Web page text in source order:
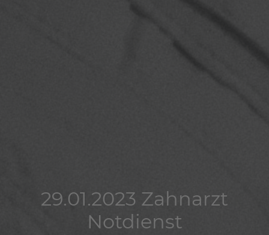
29.01.2023 Zahnarzt
Notdienst
29.01.2023 Zahnarzt
Notdienst
29.01.2023 Zahnarzt
Notdienst